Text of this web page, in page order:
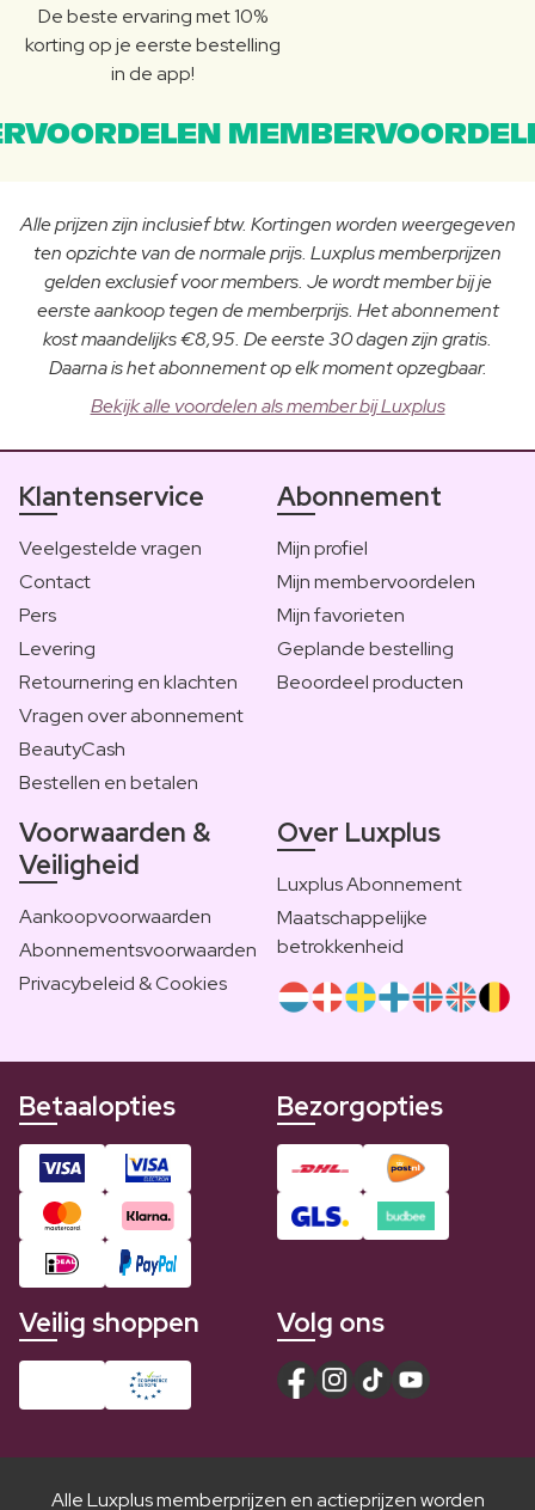
De beste ervaring met 10%
korting op je eerste bestelling
in de app!
Alle prijzen zijn inclusief btw. Kortingen worden weergegeven
ten opzichte van de normale prijs. Luxplus memberprijzen
gelden exclusief voor members. Je wordt member bij je
eerste aankoop tegen de memberprijs. Het abonnement
kost maandelijks €8,95. De eerste 30 dagen zijn gratis.
Daarna is het abonnement op elk moment opzegbaar.
Bekijk alle voordelen als member bij Luxplus
Klantenservice
Veelgestelde vragen
Contact
Pers
Levering
Retournering en klachten
Vragen over abonnement
BeautyCash
Bestellen en betalen
Abonnement
Mijn profiel
Mijn membervoordelen
Mijn favorieten
Geplande bestelling
Beoordeel producten
Voorwaarden &
Veiligheid
Aankoopvoorwaarden
Abonnementsvoorwaarden
Privacybeleid & Cookies
Over Luxplus
Luxplus Abonnement
Maatschappelijke
betrokkenheid
Betaalopties Bezorgopties
Veilig shoppen Volg ons
Alle Luxplus memberprijzen en actieprijzen worden